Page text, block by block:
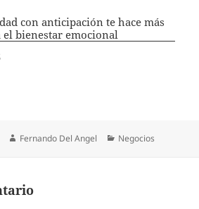
con anticipación te hace más
bienestar emocional
Autor
Fernando Del Angel Categorías
Negocios